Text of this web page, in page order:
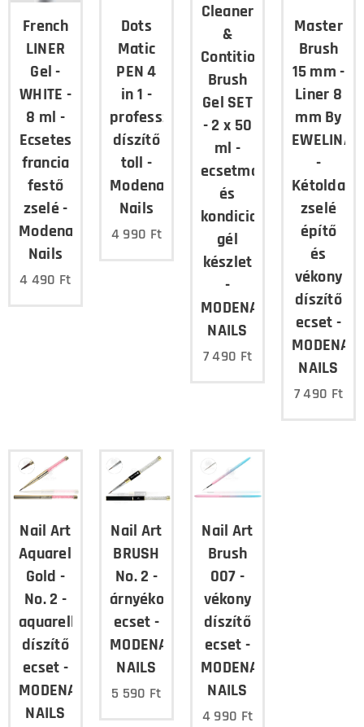
French
LINER
Gel -
WHITE -
8 ml -
Ecsetes
francia
festő
zselé -
Modena
Nails
4 490 Ft
Dots
Matic
PEN 4
in 1 -
professzionális
díszítő
toll -
Modena
Nails
4 990 Ft
Cleaner
&
Contitioner
Brush
Gel SET
- 2 x 50
ml -
ecsetmosó
és
kondicionáló
gél
készlet
-
MODENA
NAILS
7 490 Ft
Master
Brush
15 mm -
Liner 8
mm By
EWELINA
-
Kétoldalú
zselé
építő
és
vékony
díszítő
ecset -
MODENA
NAILS
7 490 Ft
Nail Art
Aquarell
Gold -
No. 2 -
aquarell
díszítő
ecset -
MODENA
NAILS
Nail Art
BRUSH
No. 2 -
árnyékoló
ecset -
MODENA
NAILS
5 590 Ft
Nail Art
Brush
007 -
vékony
díszítő
ecset -
MODENA
NAILS
4 990 Ft